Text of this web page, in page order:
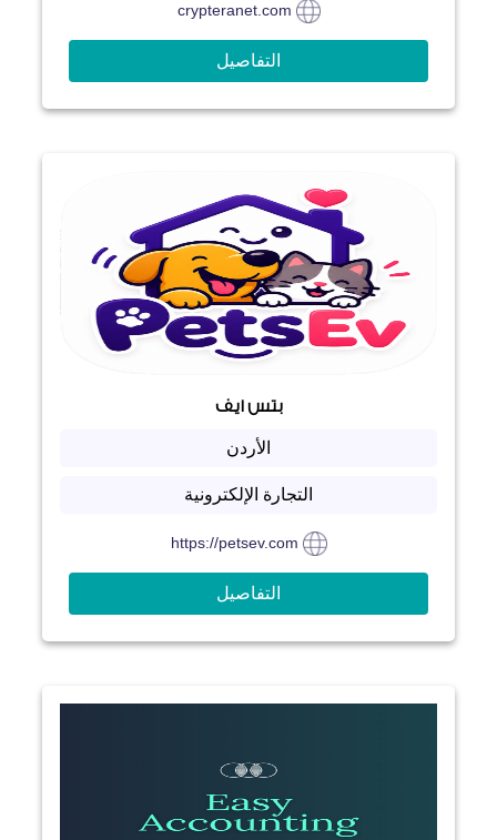
crypteranet.com
التفاصيل
بتس ايف
الأردن
التجارة الإلكترونية
https://petsev.com
التفاصيل